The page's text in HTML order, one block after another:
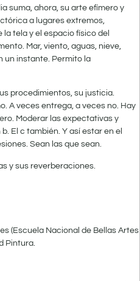
suma, ahora, su arte efímero y
a lugares extremos,
tela y el espacio físico del
Mar, viento, aguas, nieve,
un instante. Permito la
procedimientos, su justicia.
A veces entrega, a veces no. Hay
Moderar las expectativas y
El c también. Y así estar en el
Sean las que sean.
y sus reverberaciones.
(Escuela Nacional de Bellas Artes
Pintura.